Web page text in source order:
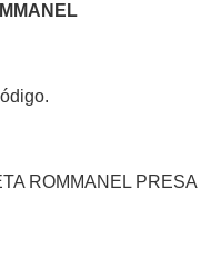
ROMMANEL PRESA